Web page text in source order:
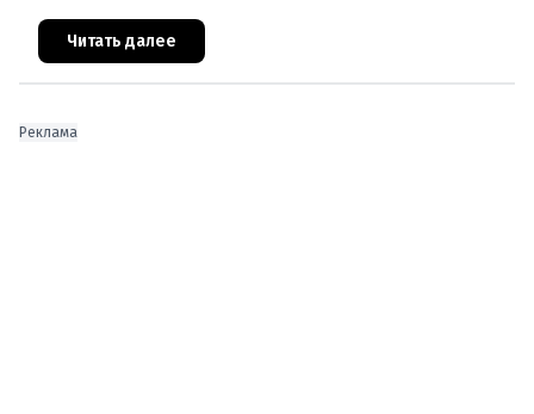
эксперт по миграции Джеральд Кнаус, один из
архитекторов соглашения ЕС-Турция 2016
Читать далее
Реклама